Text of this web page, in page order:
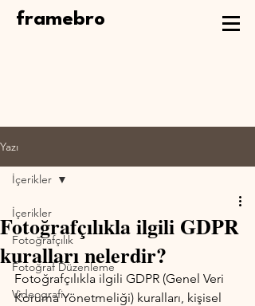
framebro
Yazı
İçerikler
Fotoğrafçılık
Fotoğraf Düzenleme
Videografi
İçerikler
Fotoğrafçılıkla ilgili GDPR
kuralları nelerdir?
Fotoğrafçılıkla ilgili GDPR (Genel Veri
Koruma Yönetmeliği) kuralları, kişisel